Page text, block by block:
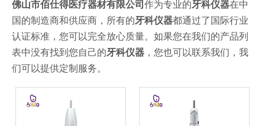
佛山市佰仕得医疗器材有限公司 作为专业的牙科仪器在中
国的制造商和供应商，所有的牙科仪器都通过了国际行业
认证标准，您可以完全放心质量。如果您在我们的产品列
表中没有找到您自己的牙科仪器 ，您也可以联系我们，我
们可以提供定制服务。